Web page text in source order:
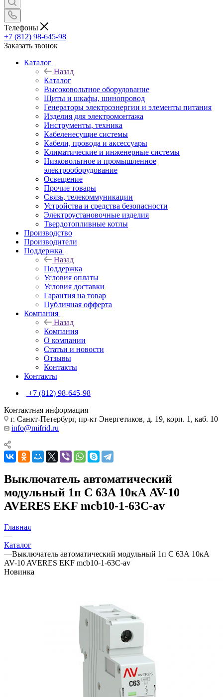
Телефоны
+7 (812) 98-645-98
Заказать звонок
Каталог
Назад
Каталог
Высоковольтное оборудование
Щиты и шкафы, шинопровод
Генераторы электроэнергии и элементы питания
Изделия для электромонтажа
Инструменты, техника
Кабеленесущие системы
Кабели, провода и аксессуары
Климатические и инженерные системы
Низковольтное и промышленное
электрооборудование
Освещение
Прочие товары
Связь, телекоммуникации
Устройства и средства безопасности
Электроустановочные изделия
Твердотопливные котлы
Производство
Производители
Поддержка
Назад
Поддержка
Условия оплаты
Условия доставки
Гарантия на товар
Публичная офферта
Компания
Назад
Компания
О компании
Статьи и новости
Отзывы
Контакты
Контакты
+7 (812) 98-645-98
Контактная информация
г. Санкт-Петербург, пр-кт Энергетиков, д. 19, корп. 1, каб. 10
info@mifrid.ru
Выключатель автоматический
модульный 1п C 63А 10кА AV-10
AVERES EKF mcb10-1-63C-av
Главная
—
Каталог
—Выключатель автоматический модульный 1п C 63А 10кА
AV-10 AVERES EKF mcb10-1-63C-av
Новинка